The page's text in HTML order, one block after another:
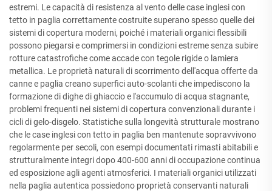
estremi. Le capacità di resistenza al vento delle case inglesi con
tetto in paglia correttamente costruite superano spesso quelle dei
sistemi di copertura moderni, poiché i materiali organici flessibili
possono piegarsi e comprimersi in condizioni estreme senza subire
rotture catastrofiche come accade con tegole rigide o lamiera
metallica. Le proprietà naturali di scorrimento dell'acqua offerte da
canne e paglia creano superfici auto-scolanti che impediscono la
formazione di dighe di ghiaccio e l'accumulo di acqua stagnante,
problemi frequenti nei sistemi di copertura convenzionali durante i
cicli di gelo-disgelo. Statistiche sulla longevità strutturale mostrano
che le case inglesi con tetto in paglia ben mantenute sopravvivono
regolarmente per secoli, con esempi documentati rimasti abitabili e
strutturalmente integri dopo 400-600 anni di occupazione continua
ed esposizione agli agenti atmosferici. I materiali organici utilizzati
nella paglia autentica possiedono proprietà conservanti naturali